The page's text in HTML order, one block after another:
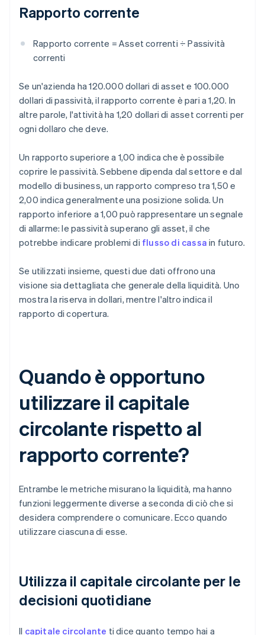
Rapporto corrente
Rapporto corrente = Asset correnti ÷ Passività
correnti
Se un'azienda ha 120.000 dollari di asset e 100.000
dollari di passività, il rapporto corrente è pari a 1,20. In
altre parole, l'attività ha 1,20 dollari di asset correnti per
ogni dollaro che deve.
Un rapporto superiore a 1,00 indica che è possibile
coprire le passività. Sebbene dipenda dal settore e dal
modello di business, un rapporto compreso tra 1,50 e
2,00 indica generalmente una posizione solida. Un
rapporto inferiore a 1,00 può rappresentare un segnale
di allarme: le passività superano gli asset, il che
potrebbe indicare problemi di flusso di cassa in futuro.
Se utilizzati insieme, questi due dati offrono una
visione sia dettagliata che generale della liquidità. Uno
mostra la riserva in dollari, mentre l'altro indica il
rapporto di copertura.
Quando è opportuno
utilizzare il capitale
circolante rispetto al
rapporto corrente?
Entrambe le metriche misurano la liquidità, ma hanno
funzioni leggermente diverse a seconda di ciò che si
desidera comprendere o comunicare. Ecco quando
utilizzare ciascuna di esse.
Utilizza il capitale circolante per le
decisioni quotidiane
Il capitale circolante ti dice quanto tempo hai a